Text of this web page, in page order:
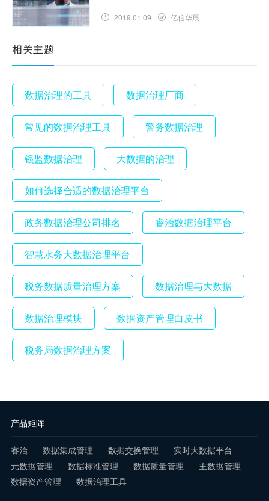
2019.01.09 亿信华辰
相关主题
数据治理的工具 数据治理厂商
常见的数据治理工具 警务数据治理
银监数据治理 大数据的治理
如何选择合适的数据治理平台
政务数据治理公司排名 睿治数据治理平台
智慧水务大数据治理平台
税务数据质量治理方案 数据治理与大数据
数据治理模块 数据资产管理白皮书
税务局数据治理方案
产品矩阵
睿治 数据集成管理 数据交换管理
实时大数据平台
元数据管理
数据标准管理 数据质量管理
主数据管理
数据资产管理
数据治理工具